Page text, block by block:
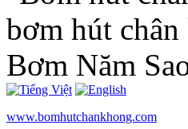
www.bomhutchankhong.com